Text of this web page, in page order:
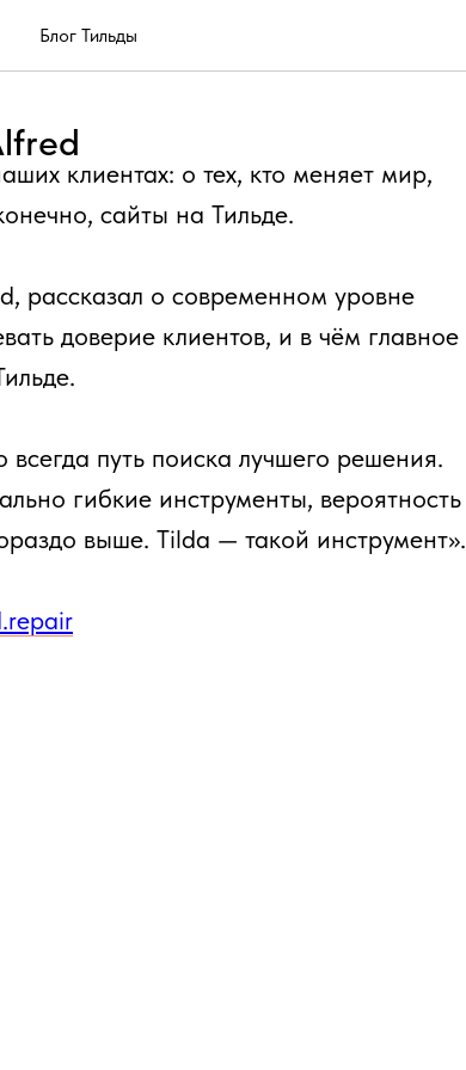
Блог Тильды
клиентах: о тех, кто меняет мир,
сайты на Тильде.
рассказал о современном уровне
доверие клиентов, и в чём главное
путь поиска лучшего решения.
гибкие инструменты, вероятность
выше. Tilda — такой инструмент».